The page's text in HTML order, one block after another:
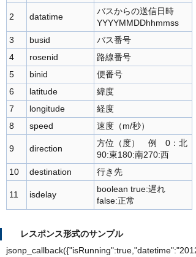
2 datatime
バスからの送信日時
YYYYMMDDhhmmss
3
busid
バス番号
4
rosenid
路線番号
5
binid
便番号
6
latitude
緯度
7
longitude
経度
8
speed 速度（m/秒）
9 direction
方位（度） 例 0：北
90:東180:南270:西
10
destination 行き先
11 isdelay
boolean true:遅れ
false:正常
レスポンス形式のサンプル